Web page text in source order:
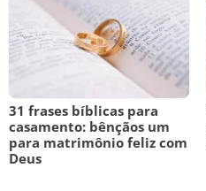
31 frases bíblicas para
casamento: bênçãos um
para matrimônio feliz com
Deus